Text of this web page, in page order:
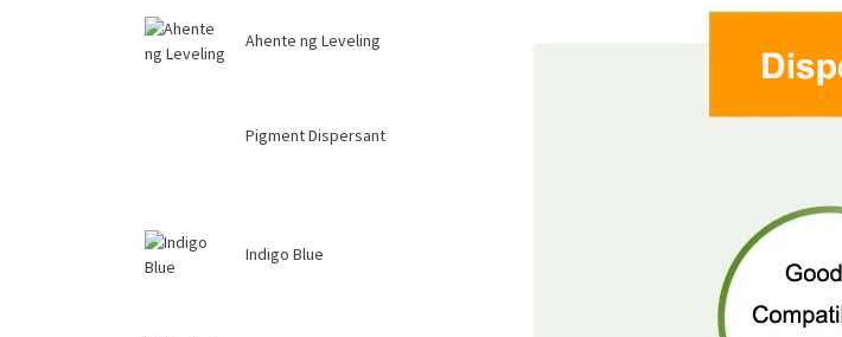
Ahente ng Leveling
Pigment Dispersant
Indigo Blue